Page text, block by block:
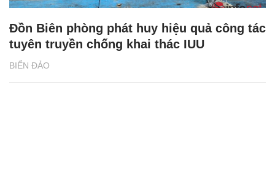
BIỂN ĐẢO
Đồn Biên phòng phát huy hiệu quả công tác
tuyên truyền chống khai thác IUU